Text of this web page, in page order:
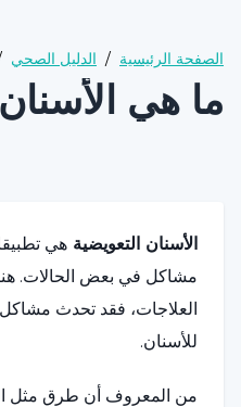
الصفحة الرئيسية / الدليل الصحي
ما هي
الأسنان التعويضية هي
مشاكل في بعض الحالات.
العلاجات، فقد تحدث
للأسنان.
من المعروف أن طرق مثل